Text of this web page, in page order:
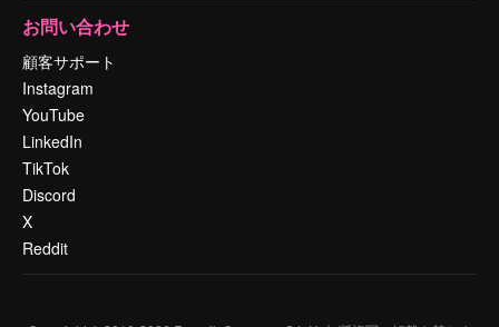
お問い合わせ
顧客サポート
Instagram
YouTube
LinkedIn
TikTok
Discord
X
Reddit